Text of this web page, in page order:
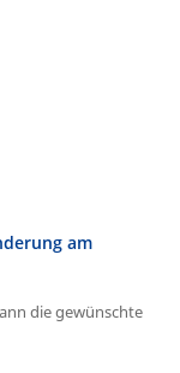
am
die gewünschte